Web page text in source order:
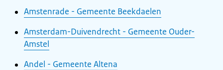
Amstenrade - Gemeente Beekdaelen
Amsterdam-Duivendrecht - Gemeente Ouder-
Amstel
Andel - Gemeente Altena